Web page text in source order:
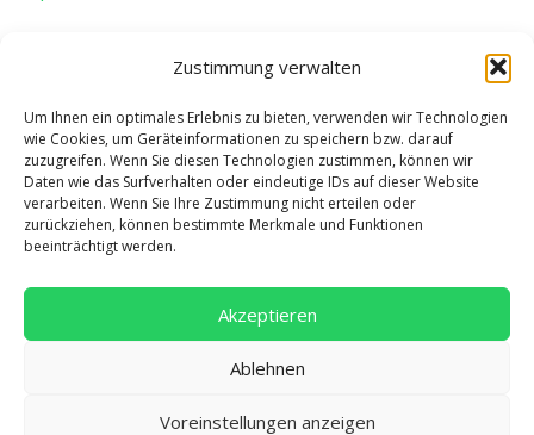
Zustimmung verwalten
Um Ihnen ein optimales Erlebnis zu bieten, verwenden wir Technologien
wie Cookies, um Geräteinformationen zu speichern bzw. darauf
zuzugreifen. Wenn Sie diesen Technologien zustimmen, können wir
Daten wie das Surfverhalten oder eindeutige IDs auf dieser Website
verarbeiten. Wenn Sie Ihre Zustimmung nicht erteilen oder
zurückziehen, können bestimmte Merkmale und Funktionen
beeinträchtigt werden.
Akzeptieren
Ablehnen
Voreinstellungen anzeigen